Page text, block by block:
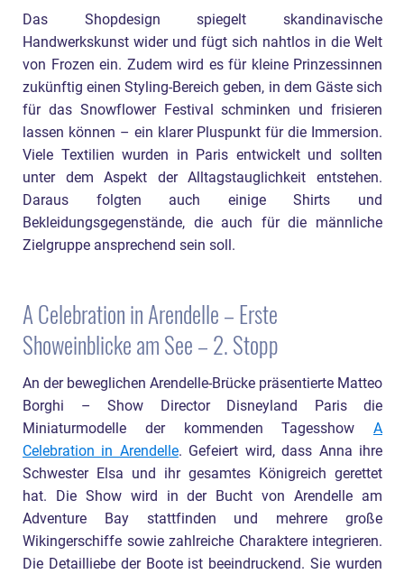
Das Shopdesign spiegelt skandinavische
Handwerkskunst wider und fügt sich nahtlos in die Welt
von Frozen ein. Zudem wird es für kleine Prinzessinnen
zukünftig einen Styling-Bereich geben, in dem Gäste sich
für das Snowflower Festival schminken und frisieren
lassen können – ein klarer Pluspunkt für die Immersion.
Viele Textilien wurden in Paris entwickelt und sollten
unter dem Aspekt der Alltagstauglichkeit entstehen.
Daraus folgten auch einige Shirts und
Bekleidungsgegenstände, die auch für die männliche
Zielgruppe ansprechend sein soll.
A Celebration in Arendelle – Erste
Showeinblicke am See – 2. Stopp
An der beweglichen Arendelle-Brücke präsentierte Matteo
Borghi – Show Director Disneyland Paris die
Miniaturmodelle der kommenden Tagesshow A
Celebration in Arendelle. Gefeiert wird, dass Anna ihre
Schwester Elsa und ihr gesamtes Königreich gerettet
hat. Die Show wird in der Bucht von Arendelle am
Adventure Bay stattfinden und mehrere große
Wikingerschiffe sowie zahlreiche Charaktere integrieren.
Die Detailliebe der Boote ist beeindruckend. Sie wurden